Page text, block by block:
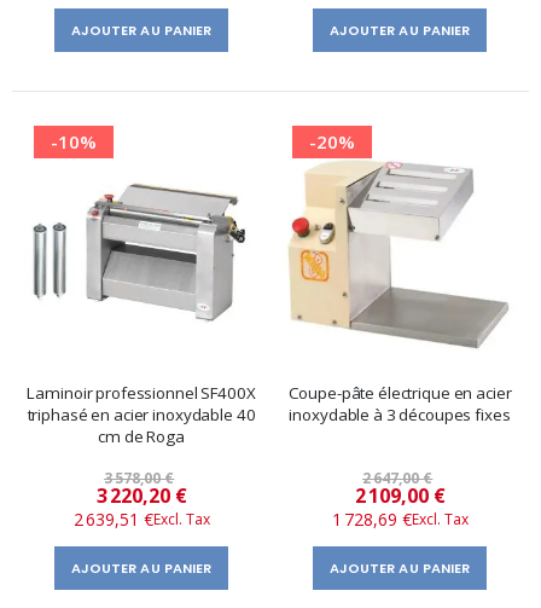
AJOUTER AU PANIER AJOUTER AU PANIER
-10%
Laminoir professionnel SF400X
triphasé en acier inoxydable 40
cm de Roga
3 578,00 €
Prix
​​
spécial
3 220,20 €
2 639,51 €
AJOUTER AU PANIER
-20%
Coupe-pâte électrique en acier
inoxydable à 3 découpes fixes
2 647,00 €
Prix
​​
spécial
2 109,00 €
1 728,69 €
AJOUTER AU PANIER